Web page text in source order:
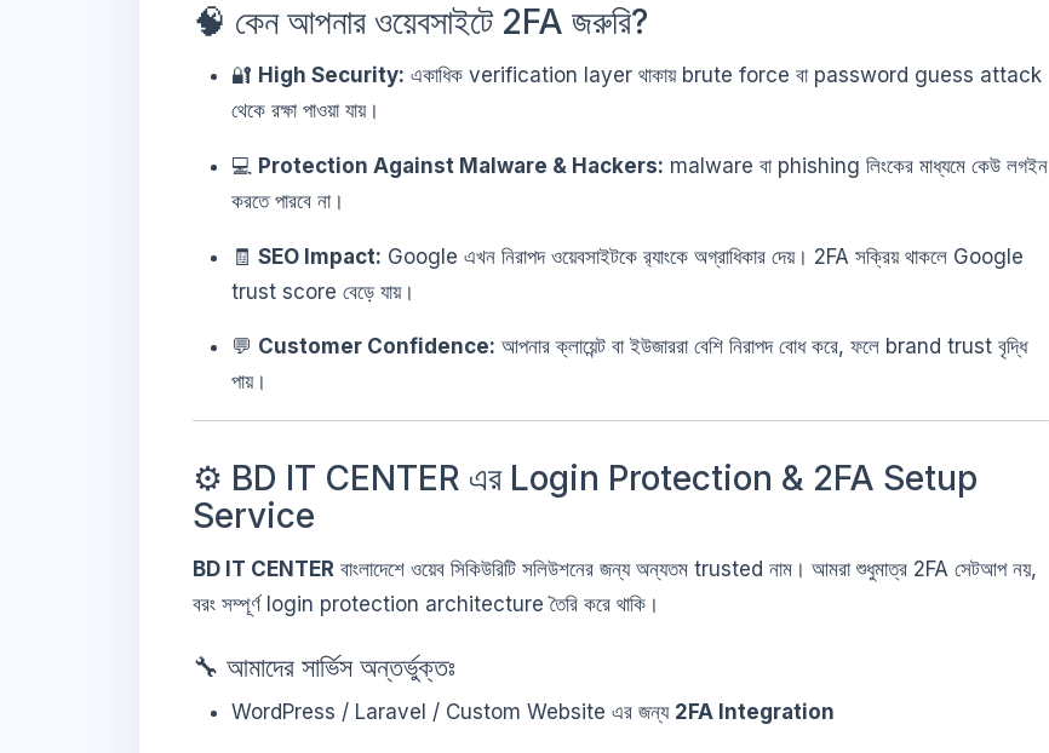
🧠 কেন আপনার ওয়েবসাইটে 2FA জরুরি?
🔐 High Security: একাধিক verification layer থাকায় brute force বা password guess attack
থেকে রক্ষা পাওয়া যায়।
💻 Protection Against Malware & Hackers: malware বা phishing লিংকের মাধ্যমে কেউ লগইন
করতে পারবে না।
🧾 SEO Impact: Google এখন নিরাপদ ওয়েবসাইটকে র‍্যাংকে অগ্রাধিকার দেয়। 2FA সক্রিয় থাকলে Google
trust score বেড়ে যায়।
💬 Customer Confidence: আপনার ক্লায়েন্ট বা ইউজাররা বেশি নিরাপদ বোধ করে, ফলে brand trust বৃদ্ধি
পায়।
⚙️ BD IT CENTER এর Login Protection & 2FA Setup
Service
BD IT CENTER বাংলাদেশে ওয়েব সিকিউরিটি সলিউশনের জন্য অন্যতম trusted নাম। আমরা শুধুমাত্র 2FA সেটআপ নয়,
বরং সম্পূর্ণ login protection architecture তৈরি করে থাকি।
🔧 আমাদের সার্ভিস অন্তর্ভুক্তঃ
WordPress / Laravel / Custom Website এর জন্য 2FA Integration